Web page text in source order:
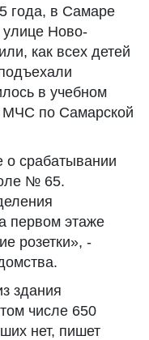
года, в Самаре
Ново-
как всех детей
в учебном
МЧС по Самарской
о срабатывании
№ 65.
первом этаже
розетки», -
здания
числе 650
нет, пишет